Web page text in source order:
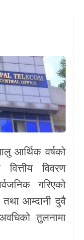
आर्थिक वर्षको
विवरण
गरिएको
तथा आम्दानी दुवै
तुलनामा